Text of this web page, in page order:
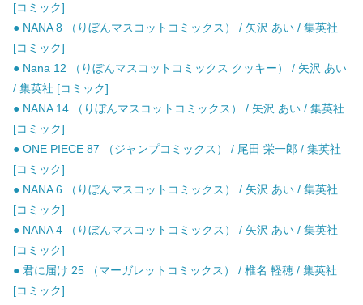
[コミック]
● NANA 8 （りぼんマスコットコミックス） / 矢沢 あい / 集英社
[コミック]
● Nana 12 （りぼんマスコットコミックス クッキー） / 矢沢 あい
/ 集英社 [コミック]
● NANA 14 （りぼんマスコットコミックス） / 矢沢 あい / 集英社
[コミック]
● ONE PIECE 87 （ジャンプコミックス） / 尾田 栄一郎 / 集英社
[コミック]
● NANA 6 （りぼんマスコットコミックス） / 矢沢 あい / 集英社
[コミック]
● NANA 4 （りぼんマスコットコミックス） / 矢沢 あい / 集英社
[コミック]
● 君に届け 25 （マーガレットコミックス） / 椎名 軽穂 / 集英社
[コミック]